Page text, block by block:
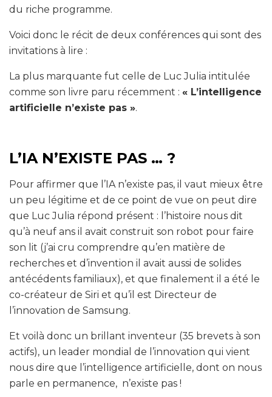
du riche programme.
Voici donc le récit de deux conférences qui sont des
invitations à lire :
La plus marquante fut celle de Luc Julia intitulée
comme son livre paru récemment : « L’intelligence
artificielle n’existe pas ».
L’IA N’EXISTE PAS … ?
Pour affirmer que l’IA n’existe pas, il vaut mieux être
un peu légitime et de ce point de vue on peut dire
que Luc Julia répond présent : l’histoire nous dit
qu’à neuf ans il avait construit son robot pour faire
son lit (j’ai cru comprendre qu’en matière de
recherches et d’invention il avait aussi de solides
antécédents familiaux), et que finalement il a été le
co-créateur de Siri et qu’il est Directeur de
l’innovation de Samsung.
Et voilà donc un brillant inventeur (35 brevets à son
actifs), un leader mondial de l’innovation qui vient
nous dire que l’intelligence artificielle, dont on nous
parle en permanence, n’existe pas !